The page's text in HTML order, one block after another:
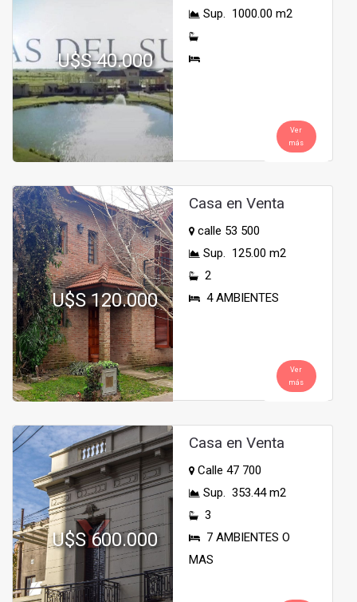
U$S 40.000
Sup. 1000.00 m2
Ver
más
U$S 120.000
Casa en Venta
calle 53 500
Sup. 125.00 m2
2
4 AMBIENTES
Ver
más
U$S 600.000
Casa en Venta
Calle 47 700
Sup. 353.44 m2
3
7 AMBIENTES O
MAS